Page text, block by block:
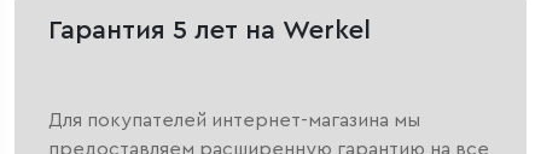
Гарантия 5 лет на Werkel
Для покупателей интернет-магазина мы
предоставляем расширенную гарантию на все